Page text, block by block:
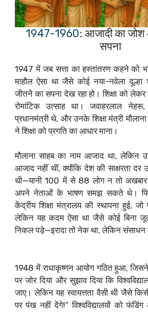
1947-1960: आजादी का जोश
सपना
1947 में जब सत्ता का हस्तांतरण कहने को
माहौल ऐसा था जैसे कोई नया-नवेला दूल्हा
जीतने का सपना देख रहा हो। शिक्षा को
रोमांटिक उत्साह था। जवाहरलाल
प्रधानमंत्री थे, और उनके शिक्षा मंत्री
ने शिक्षा को प्रगति का आधार माना।
मौलाना साहब का नाम आजाद था, लेकिन
आजाद नहीं थीं, क्योंकि देश की साक्षरता दर
थी—यानी 100 में से 88 लोग न तो
अपने नेताओं के भाषण समझ सकते थे।
केंद्रीय शिक्षा मंत्रालय की स्थापना हुई,
लेकिन यह कदम ऐसा था जैसे कोई बिना
निकल पड़े—इरादा तो नेक था, लेकिन संसाधन
1948 में राधाकृष्णन आयोग गठित हुआ, जिसने
पर जोर दिया और सुझाव दिया कि
जाए। लेकिन यह स्वायत्तता वैसी थी जैसे
पर पंख नहीं देंगे!” विश्वविद्यालयों को